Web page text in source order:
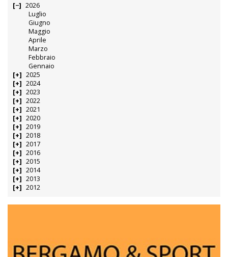
2026
Luglio
Giugno
Maggio
Aprile
Marzo
Febbraio
Gennaio
2025
2024
2023
2022
2021
2020
2019
2018
2017
2016
2015
2014
2013
2012